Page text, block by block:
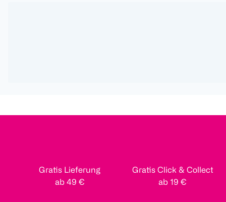
Gratis Lieferung
ab 49 €
Gratis Click & Collect
ab 19 €